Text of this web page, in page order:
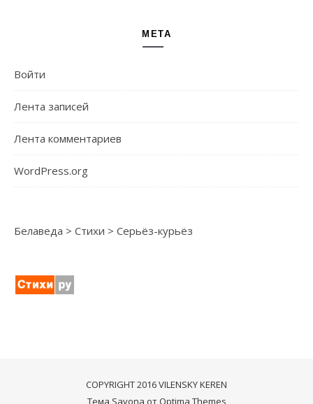
МЕТА
Войти
Лента записей
Лента комментариев
WordPress.org
Белаведа > Стихи > Серьёз-курьёз
COPYRIGHT 2016 VILENSKY KEREN
Тема Savona от Optima Themes